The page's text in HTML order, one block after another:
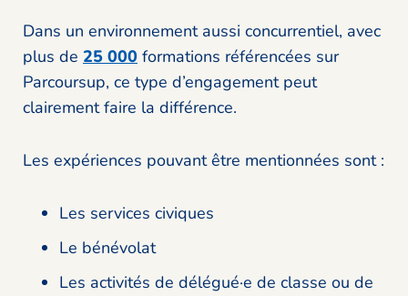
Dans un environnement aussi concurrentiel, avec
plus de 25 000 formations référencées sur
Parcoursup, ce type d’engagement peut
clairement faire la différence.
Les expériences pouvant être mentionnées sont :
Les services civiques
Le bénévolat
Les activités de délégué·e de classe ou de